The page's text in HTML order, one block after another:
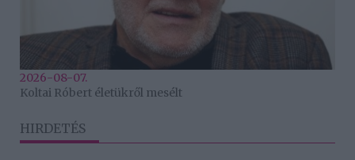
2026-08-07.
Koltai Róbert életükről mesélt
HIRDETÉS